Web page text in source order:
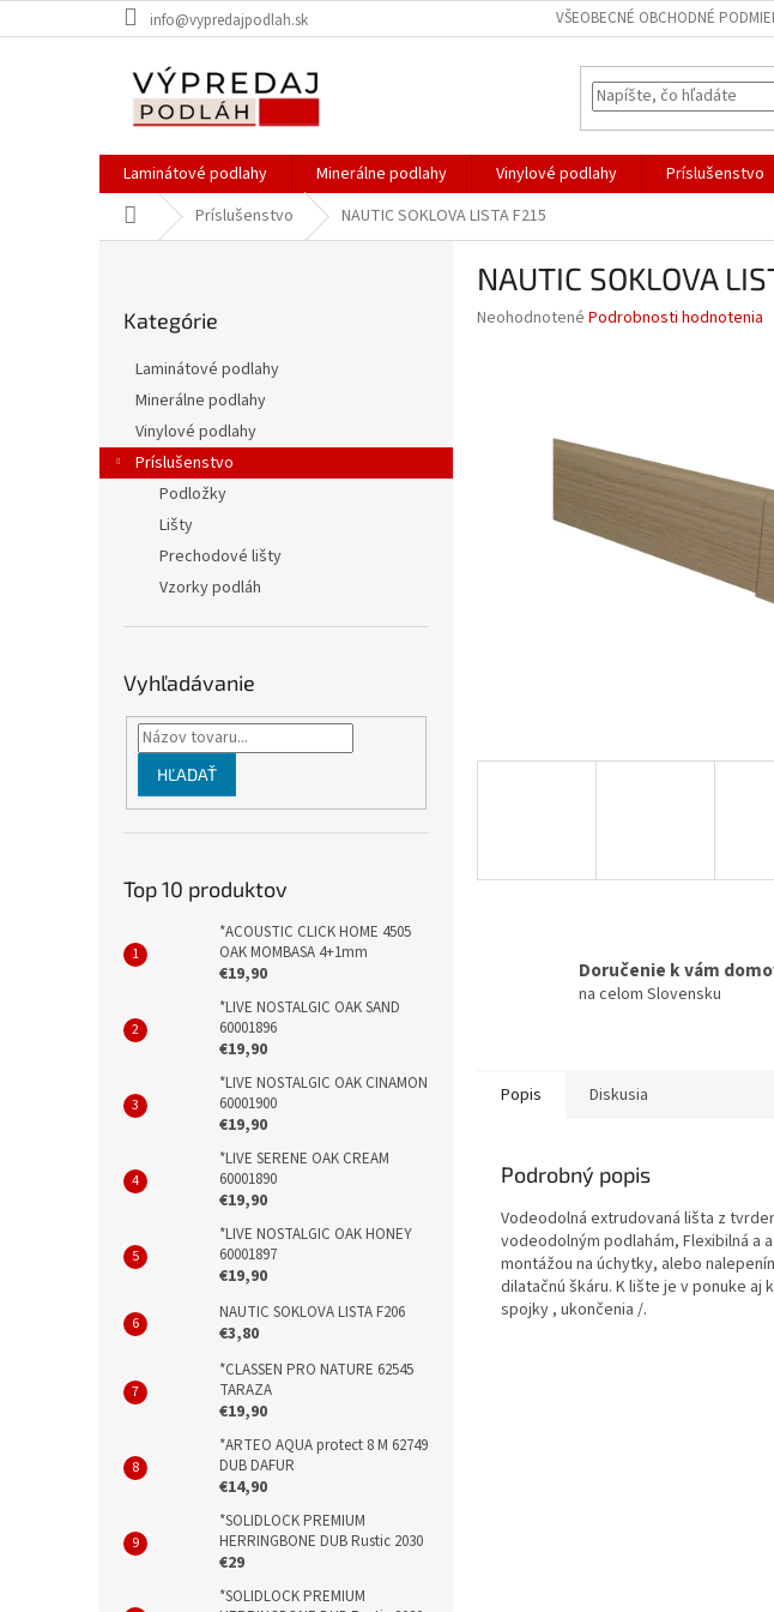
na
info@vypredajpodlah.sk VŠEOBECNÉ OBCHODNÉ
Laminátové podlahy Minerálne podlahy Vinylové podlahy Príslušenstvo
DomovPríslušenstvo NAUTIC SOKLOVA LISTA F215
kategórie
Kategórie
Laminátové podlahy
Minerálne podlahy
Vinylové podlahy
Príslušenstvo
Podložky
Lišty
Prechodové lišty
Vzorky podláh
Vyhľadávanie
HĽADAŤ
Top 10 produktov
*ACOUSTIC CLICK HOME 4505
OAK MOMBASA 4+1mm
€19,90
*LIVE NOSTALGIC OAK SAND
60001896
€19,90
*LIVE NOSTALGIC OAK CINAMON
60001900
€19,90
*LIVE SERENE OAK CREAM
60001890
€19,90
*LIVE NOSTALGIC OAK HONEY
60001897
€19,90
NAUTIC SOKLOVA LISTA F206
€3,80
*CLASSEN PRO NATURE 62545
TARAZA
€19,90
*ARTEO AQUA protect 8 M 62749
DUB DAFUR
€14,90
*SOLIDLOCK PREMIUM
HERRINGBONE DUB Rustic 2030
€29
*SOLIDLOCK PREMIUM
NAUTIC SOKLOVA
Priemerné
Neohodnotené Podrobnosti hodnotenia
Doručenie k vám
na celom Slovensku
Popis Diskusia
Podrobný popis
Vodeodolná extrudovaná lišta z
vodeodolným podlahám, Flexibilná a
montážou na úchytky, alebo
dilatačnú škáru. K lište je v ponuke
spojky , ukončenia /.